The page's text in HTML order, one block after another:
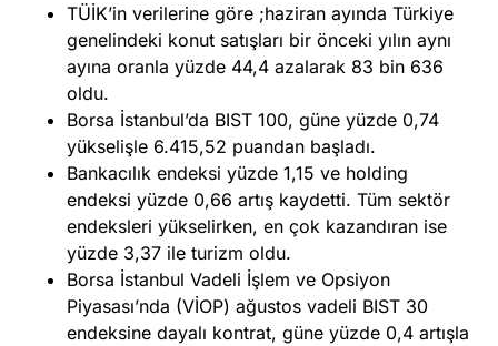
TÜİK’in verilerine göre ;haziran ayında Türkiye
genelindeki konut satışları bir önceki yılın aynı
ayına oranla yüzde 44,4 azalarak 83 bin 636
oldu.
Borsa İstanbul’da BIST 100, güne yüzde 0,74
yükselişle 6.415,52 puandan başladı.
Bankacılık endeksi yüzde 1,15 ve holding
endeksi yüzde 0,66 artış kaydetti. Tüm sektör
endeksleri yükselirken, en çok kazandıran ise
yüzde 3,37 ile turizm oldu.
Borsa İstanbul Vadeli İşlem ve Opsiyon
Piyasası’nda (VİOP) ağustos vadeli BIST 30
endeksine dayalı kontrat, güne yüzde 0,4 artışla